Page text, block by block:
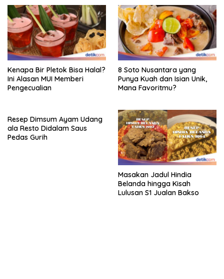
Kenapa Bir Pletok Bisa Halal?
Ini Alasan MUI Memberi
Pengecualian
8 Soto Nusantara yang
Punya Kuah dan Isian Unik,
Mana Favoritmu?
Resep Dimsum Ayam Udang
ala Resto Didalam Saus
Pedas Gurih
Masakan Jadul Hindia
Belanda hingga Kisah
Lulusan S1 Jualan Bakso